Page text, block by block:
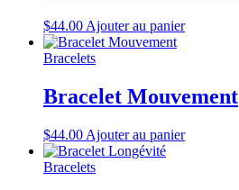
$44.00 Ajouter au panier
Bracelets
Bracelet Mouvement
$44.00 Ajouter au panier
Bracelets